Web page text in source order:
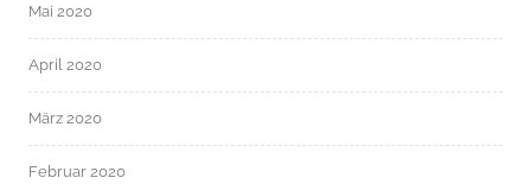
Mai 2020
April 2020
März 2020
Februar 2020